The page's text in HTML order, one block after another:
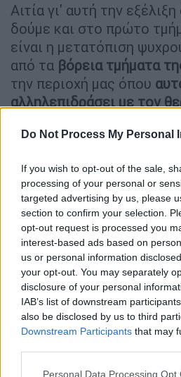
Do Not Process My Personal
If you wish to opt-out of the sale,
processing of your personal or
targeted advertising by us, please
section to confirm your selection.
opt-out request is processed you
interest-based ads based on
us or personal information
your opt-out. You may separately
disclosure of your personal
IAB’s list of downstream
also be disclosed by us to third
Downstream Participants that may
Please note that this website/app
Personal Data Processing Opt
Αιτία γι' αυτή την
δούμε και στο πρώτο
είναι η μετατόπιση
από τα βόρεια τμήματα
την περιοχή μας όπου
αλληλεπιδράσει με τον
οργανωμένη διαταραχή
κακοκαιρία ικανή να
σημαντικά προβλήματα.